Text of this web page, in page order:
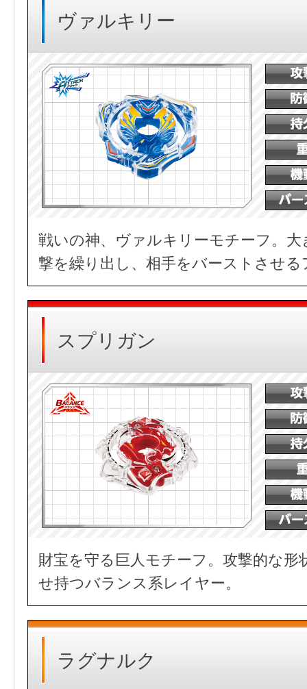
ヴァルキリー
戦いの神、ヴァルキリーモチーフ。
撃を繰り出し、相手をバーストさせ
スプリガン
財宝を守る巨人モチーフ。攻撃的な形
せ持つバランス系レイヤー。
ラグナルク